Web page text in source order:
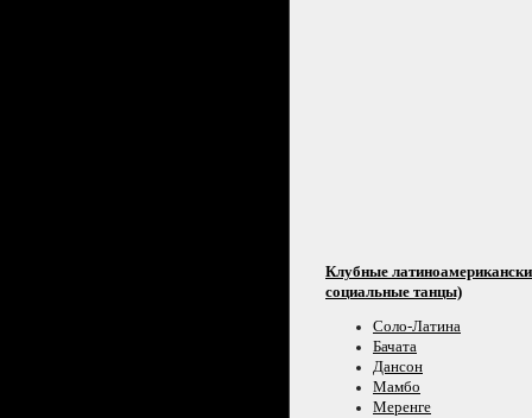
Клубные
социальные танцы)
Соло-Латина
Бачата
Дансон
Мамбо
Меренге